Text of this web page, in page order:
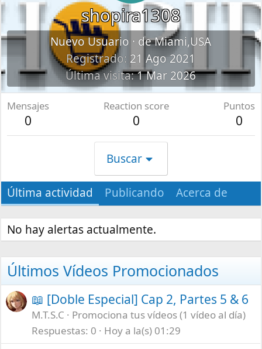
shopira1308
Nuevo Usuario · deMiami,USA
Registrado 21 Ago 2021
Última visita 1 Mar 2026
Mensajes
0
Reaction score
0
Puntos
0
Buscar
Última actividad Publicando Acerca de
No hay alertas actualmente.
Últimos Vídeos Promocionados
📖 [Doble Especial] Cap 2, Partes 5 & 6
M.T.S.C
Promociona tus vídeos (1 vídeo al día)
Respuestas 0 Hoy a la(s) 01:29